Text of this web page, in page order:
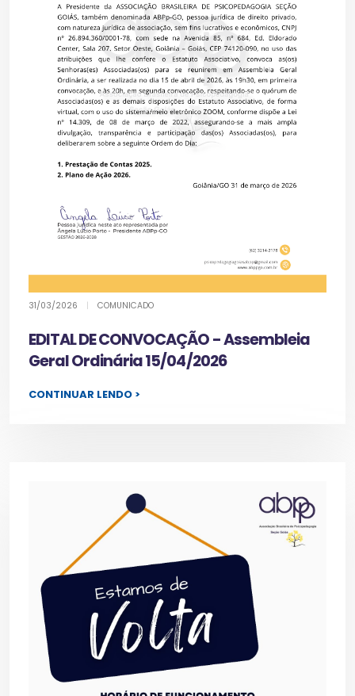
31/03/2026 COMUNICADO
EDITAL DE CONVOCAÇÃO - Assembleia
Geral Ordinária 15/04/2026
CONTINUAR LENDO >